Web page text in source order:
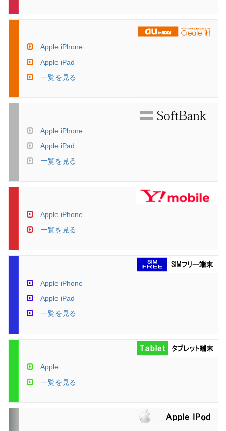
Apple iPhone
Apple iPad
一覧を見る
Apple iPhone
Apple iPad
一覧を見る
Apple iPhone
一覧を見る
Apple iPhone
Apple iPad
一覧を見る
Apple
一覧を見る